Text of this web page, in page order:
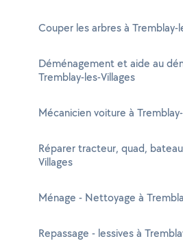
Couper les arbres à Tremblay-
Déménagement et aide au
Tremblay-les-Villages
Mécanicien voiture à
Réparer tracteur, quad,
Villages
Ménage - Nettoyage à
Repassage - lessives à